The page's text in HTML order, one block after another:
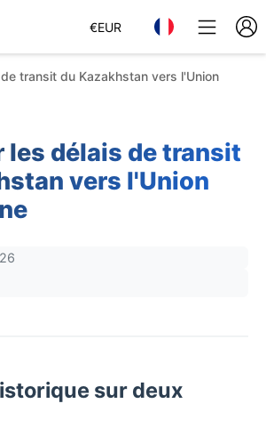
€EUR
transit du Kazakhstan vers l'Union
les délais de transit
vers l'Union
sur deux